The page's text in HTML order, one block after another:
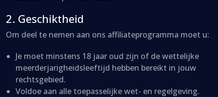
2. Geschiktheid
Om deel te nemen aan ons affiliateprogramma moet u:
Je moet minstens 18 jaar oud zijn of de wettelijke
meerderjarigheidsleeftijd hebben bereikt in jouw
rechtsgebied.
Voldoe aan alle toepasselijke wet- en regelgeving.